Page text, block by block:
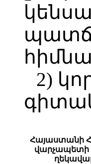
2)
Հայաստանի